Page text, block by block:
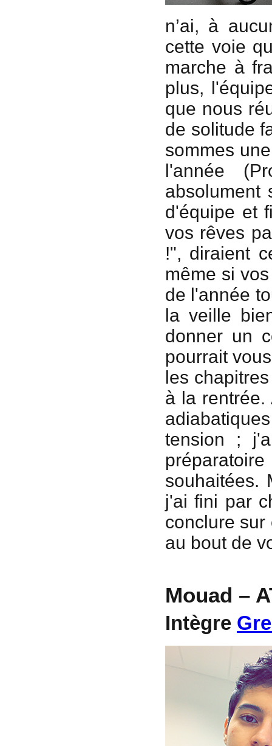
n’ai, à
cette voie
marche à
plus,
que nous
de solitude
sommes
l'année
absolument
d'équipe et
vos rêves
!", diraient
même si
de l'année
la veille
donner un
pourrait
les
à la rentrée.
tension ;
souhaitées.
j'ai fini par
conclure sur
au bout de
Mouad –
Intègre